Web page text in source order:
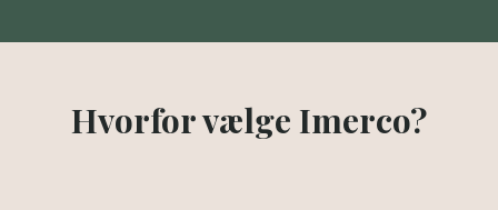
Hvorfor vælge Imerco?